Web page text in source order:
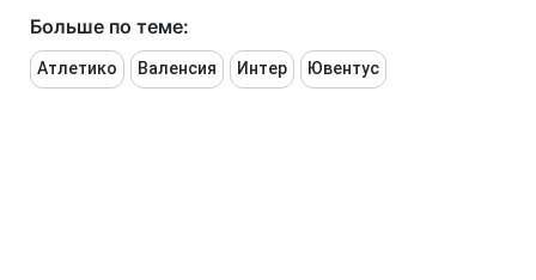
Больше по теме:
Атлетико Валенсия Интер Ювентус